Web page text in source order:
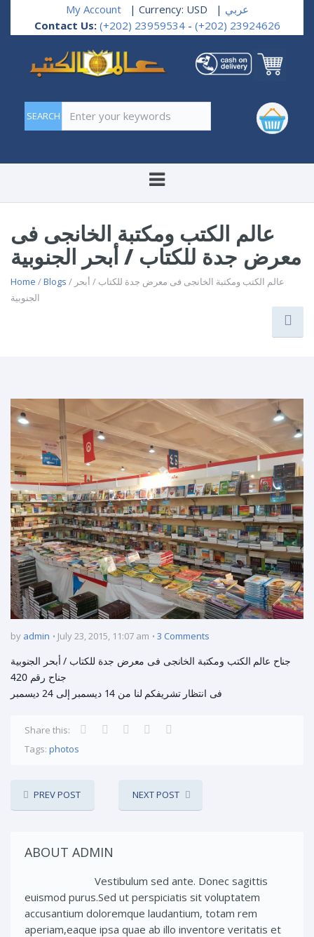
My Account | Currency: USD | عربي
Contact Us: (+202) 23959534 - (+202) 23924626
Enter your keywords
عالم الكتب ومكتبة الخانجى فى
معرض جدة للكتاب / أبحر الجنوبية
Home /Blogs / عالم الكتب ومكتبة الخانجى فى معرض جدة للكتاب / أبحر
الجنوبية
by admin July 23, 2015, 11:07 am 3 Comments
فى انتظار تشريفكم لنا من 14 ديسمبر إلى 24 ديسمبر
Share this:
Tags: photos
PREV POST NEXT POST
ABOUT ADMIN
Vestibulum sed ante. Donec sagittis
euismod purus.Sed ut perspiciatis sit voluptatem
accusantium doloremque laudantium, totam rem
aperiam,eaque ipsa quae ab illo inventore veritatis et